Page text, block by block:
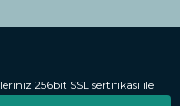
256bit SSL sertifikası ile